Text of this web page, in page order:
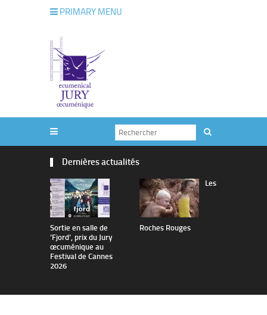
PRIMARY MENU
Dernières actualités
Sortie en salle de
’Fjord’, prix du Jury
œcuménique au
Festival de Cannes
2026
Les
Roches Rouges